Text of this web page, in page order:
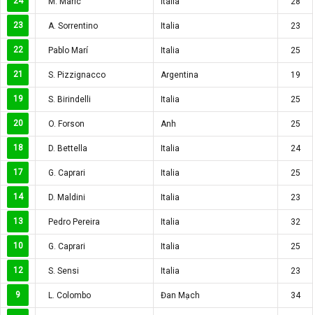
23 A. Sorrentino Italia 23
22 Pablo Marí Italia 25
21 S. Pizzignacco Argentina 19
19 S. Birindelli Italia 25
20 O. Forson Anh 25
18 D. Bettella Italia 24
17 G. Caprari Italia 25
14 D. Maldini Italia 23
13 Pedro Pereira Italia 32
10 G. Caprari Italia 25
12 S. Sensi Italia 23
9 L. Colombo Đan Mạch 34